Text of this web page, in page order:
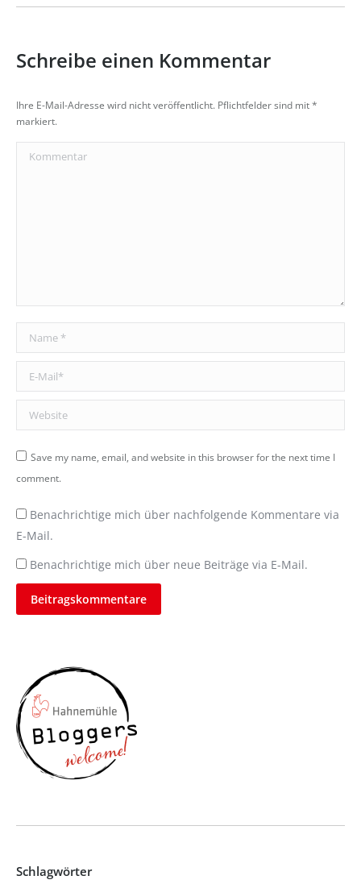
Schreibe einen Kommentar
Ihre E-Mail-Adresse wird nicht veröffentlicht. Pflichtfelder sind mit*
markiert.
Kommentar
Name *
E-Mail *
Website
Save my name, email, and website in this browser for the next time I
comment.
Benachrichtige mich über nachfolgende Kommentare via
E-Mail.
Benachrichtige mich über neue Beiträge via E-Mail.
Beitragskommentare
Schlagwörter